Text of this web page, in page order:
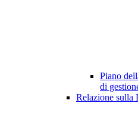
Piano
di
Relazione sulla